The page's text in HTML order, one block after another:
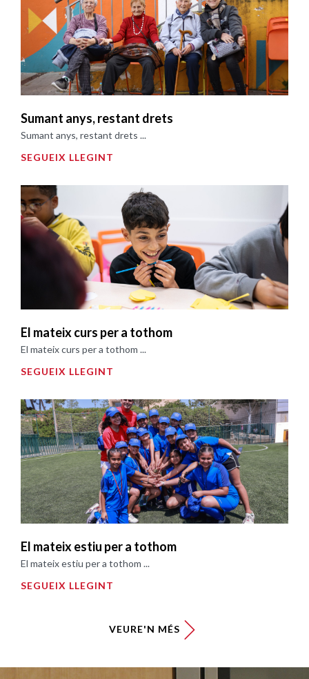
Sumant anys, restant drets
Sumant anys, restant drets ...
SEGUEIX LLEGINT
El mateix curs per a tothom
El mateix curs per a tothom ...
SEGUEIX LLEGINT
El mateix estiu per a tothom
El mateix estiu per a tothom ...
SEGUEIX LLEGINT
VEURE'N MÉS